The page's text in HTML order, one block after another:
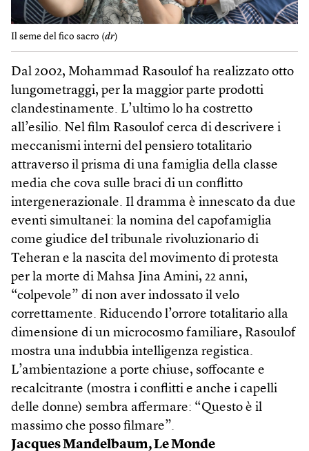
Il seme del fico sacro (dr)
Dal 2002, Mohammad Rasoulof ha realizzato otto
lungometraggi, per la maggior parte prodotti
clandestinamente. L’ultimo lo ha costretto
all’esilio. Nel film Rasoulof cerca di descrivere i
meccanismi interni del pensiero totalitario
attraverso il prisma di una famiglia della classe
media che cova sulle braci di un conflitto
intergenerazionale. Il dramma è innescato da due
eventi simultanei: la nomina del capofamiglia
come giudice del tribunale rivoluzionario di
Teheran e la nascita del movimento di protesta
per la morte di Mahsa Jina Amini, 22 anni,
“colpevole” di non aver indossato il velo
correttamente. Riducendo l’orrore totalitario alla
dimensione di un microcosmo familiare, Rasoulof
mostra una indubbia intelligenza registica.
L’ambientazione a porte chiuse, soffocante e
recalcitrante (mostra i conflitti e anche i capelli
delle donne) sembra affermare: “Questo è il
massimo che posso filmare”.
Jacques Mandelbaum, Le Monde